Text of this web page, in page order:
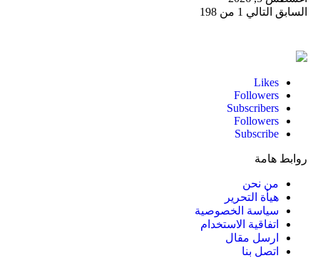
السابق التالي 1 من 198
Likes
Followers
Subscribers
Followers
Subscribe
روابط هامة
من نحن
هيأة التحرير
سياسة الخصوصية
اتفاقية الاستخدام
ارسل مقال
اتصل بنا